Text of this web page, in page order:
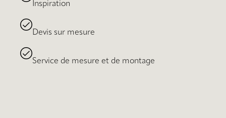
Inspiration
Devis sur mesure
Service de mesure et de montage